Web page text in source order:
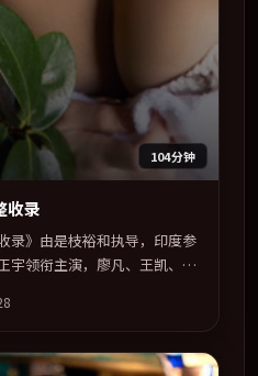
104分钟
收录
录》由是枝裕和执导，印度参
宇领衔主演，廖凡、王凯、汤
，在叙事、表演与视听上力
健，适合喜欢强情节与人物